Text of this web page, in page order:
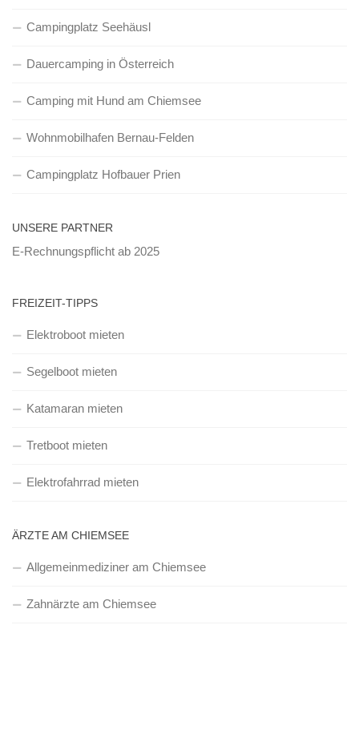
Campingplatz Seehäusl
Dauercamping in Österreich
Camping mit Hund am Chiemsee
Wohnmobilhafen Bernau-Felden
Campingplatz Hofbauer Prien
UNSERE PARTNER
E-Rechnungspflicht ab 2025
FREIZEIT-TIPPS
Elektroboot mieten
Segelboot mieten
Katamaran mieten
Tretboot mieten
Elektrofahrrad mieten
ÄRZTE AM CHIEMSEE
Allgemeinmediziner am Chiemsee
Zahnärzte am Chiemsee